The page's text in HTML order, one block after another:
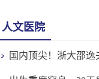
人文医院
国内顶尖！浙大邵